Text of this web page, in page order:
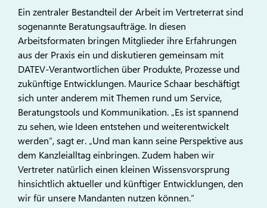
Ein zentraler Bestandteil der Arbeit im Vertreterrat sind
sogenannte Beratungsaufträge. In diesen
Arbeitsformaten bringen Mitglieder ihre Erfahrungen
aus der Praxis ein und diskutieren gemeinsam mit
DATEV-Verantwortlichen über Produkte, Prozesse und
zukünftige Entwicklungen. Maurice Schaar beschäftigt
sich unter anderem mit Themen rund um Service,
Beratungstools und Kommunikation. „Es ist spannend
zu sehen, wie Ideen entstehen und weiterentwickelt
werden“, sagt er. „Und man kann seine Perspektive aus
dem Kanzleialltag einbringen. Zudem haben wir
Vertreter natürlich einen kleinen Wissensvorsprung
hinsichtlich aktueller und künftiger Entwicklungen, den
wir für unsere Mandanten nutzen können.“